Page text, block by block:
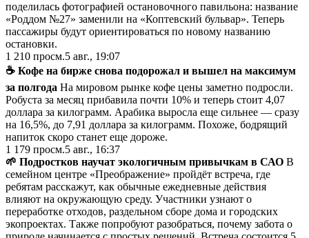
поделилась фотографией остановочного павильона: название
«Роддом №27» заменили на «Коптевский бульвар». Теперь
пассажиры будут ориентироваться по новому названию
остановки.
1 210 просм.5 авг., 19:07
☕ Кофе на бирже снова подорожал и вышел на максимум
за полгода На мировом рынке кофе цены заметно подросли.
Робуста за месяц прибавила почти 10% и теперь стоит 4,07
доллара за килограмм. Арабика выросла еще сильнее — сразу
на 16,5%, до 7,91 доллара за килограмм. Похоже, бодрящий
напиток скоро станет еще дороже.
1 179 просм.5 авг., 16:37
🌱 Подростков научат экологичным привычкам в САО В
семейном центре «Преображение» пройдёт встреча, где
ребятам расскажут, как обычные ежедневные действия
влияют на окружающую среду. Участники узнают о
переработке отходов, раздельном сборе дома и городских
экопроектах. Также попробуют разобраться, почему забота о